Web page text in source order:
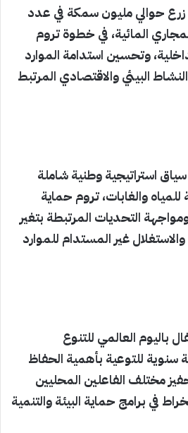
حوالي مليون سمكة في عدد
المائية، في خطوة تروم
وتحسين استدامة الموارد
البيئي والاقتصادي المرتبط
استراتيجية وطنية شاملة
للمياه والغابات، تروم حماية
ومواجهة التحديات المرتبطة بتغير
والاستغلال غير المستدام للموارد
باليوم العالمي للتنوع
سنوية للتوعية بأهمية الحفاظ
مختلف الفاعلين المحليين
في برامج حماية البيئة والتنمية